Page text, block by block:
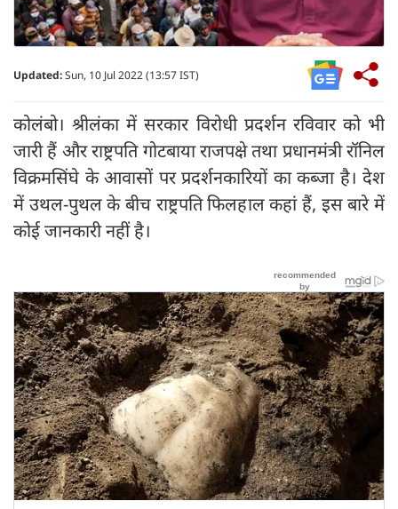
Updated:Sun, 10 Jul 2022 (13:57 IST)
कोलंबो। श्रीलंका में सरकार विरोधी प्रदर्शन रविवार को भी
जारी हैं और राष्ट्रपति गोटबाया राजपक्षे तथा प्रधानमंत्री रॉनिल
विक्रमसिंघे के आवासों पर प्रदर्शनकारियों का कब्जा है। देश
में उथल-पुथल के बीच राष्ट्रपति फिलहाल कहां हैं, इस बारे में
कोई जानकारी नहीं है।